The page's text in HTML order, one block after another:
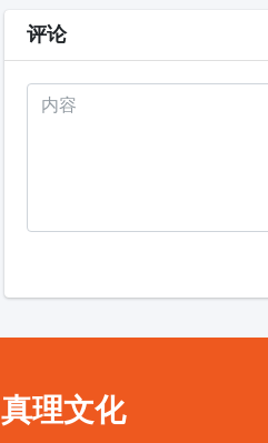
评论
真理文化